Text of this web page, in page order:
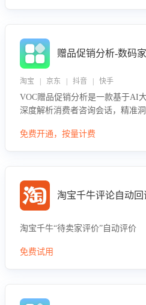
赠品促销分析-数码
淘宝 | 京东 | 抖音 | 快手
VOC赠品促销分析是一款基于AI
深度解析消费者咨询会话，精准
求，帮助企业制定个性化赠品组
免费开通，按量计费
淘宝千牛评论自动
淘宝千牛“待卖家评价”自动评价
免费试用